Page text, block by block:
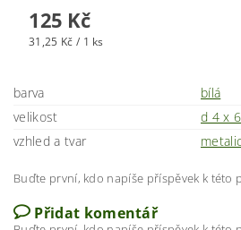
125 Kč
31,25 Kč / 1 ks
barva
bílá
velikost
d 4 x
vzhled a tvar
Buďte první, kdo napíše příspěvek k této
Přidat komentář